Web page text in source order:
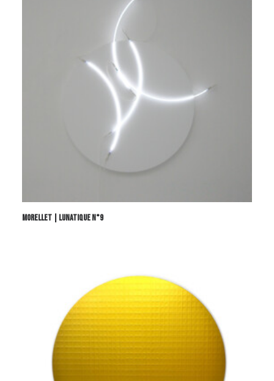
MORELLET | LUNATIQUE N°9